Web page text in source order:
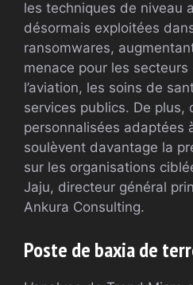
les techniques de niveau
désormais exploitées
ransomwares,
menace pour les
l’aviation, les soins de
services publics. De plus,
personnalisées adaptées
soulèvent davantage la
sur les organisations
Jaju, directeur général
Ankura Consulting.
Poste de baxia de